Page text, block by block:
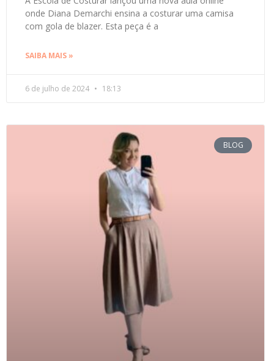
onde Diana Demarchi ensina a costurar uma camisa
com gola de blazer. Esta peça é a
SAIBA MAIS »
6 de julho de 2024 18:13
BLOG